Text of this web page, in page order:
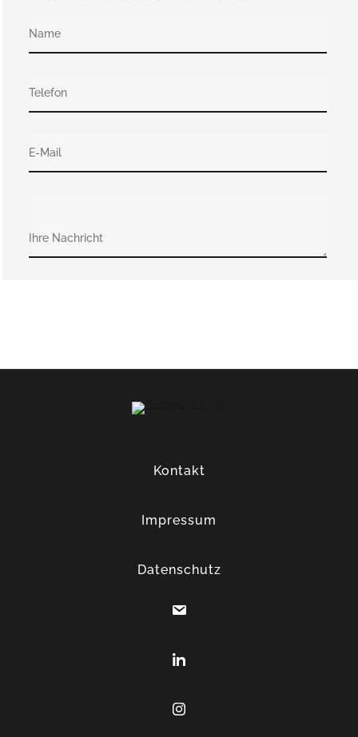
Kontakt
Impressum
Datenschutz